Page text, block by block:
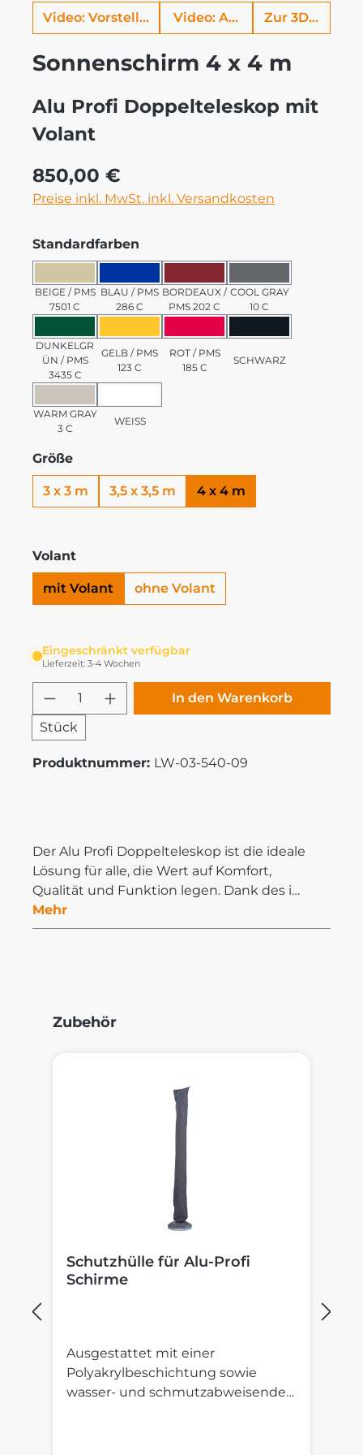
Video: Vorstellung Alu ProfiVideo: AufbauhilfeZur 3D Ansicht
Sonnenschirm 4 x 4 m
Alu Profi Doppelteleskop mit
Volant
Regulärer Preis:
850,00 €
Preise inkl. MwSt. inkl. Versandkosten
Standardfarben
BEIGE / PMS 7501 C
BEIGE / PMS
7501 C
BLAU / PMS 286 C
BLAU / PMS
286 C
BORDEAUX / PMS 202 C
BORDEAUX /
PMS 202 C
COOL GRAY 10 C
COOL GRAY
10 C
DUNKELGRÜN / PMS 3435 C
DUNKELGR
ÜN / PMS
3435 C
GELB / PMS 123 C
GELB / PMS
123 C
ROT / PMS 185 C
ROT / PMS
185 C
SCHWARZ
SCHWARZ
WARM GRAY 3 C
WARM GRAY
3 C
WEISS
WEISS
Größe
3 x 3 m 3,5 x 3,5 m 4 x 4 m
Volant
mit Volant ohne Volant
Eingeschränkt verfügbar
Lieferzeit: 3-4 Wochen
Produkt Anzahl: Gib den
Stück
In den Warenkorb
Produktnummer: LW-03-540-09
Der Alu Profi Doppelteleskop ist die ideale
Lösung für alle, die Wert auf Komfort,
Qualität und Funktion legen. Dank des i…
Mehr
Produktgalerie überspringen
Zubehör
Schutzhülle für Alu-Profi
Schirme
Ausgestattet mit einer
Polyakrylbeschichtung sowie
wasser- und schmutzabweisender